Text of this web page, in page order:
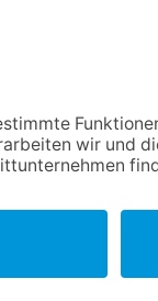
Befüllung
werden.
bis 2026
.